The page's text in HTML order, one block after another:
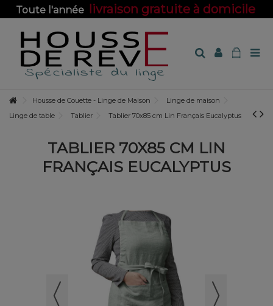
Toute l'année livraison gratuite à domicile
Housse de Couette - Linge de Maison
Linge de maison
Linge de table
Tablier Tablier 70x85 cm Lin Français Eucalyptus
TABLIER 70X85 CM LIN
FRANÇAIS EUCALYPTUS